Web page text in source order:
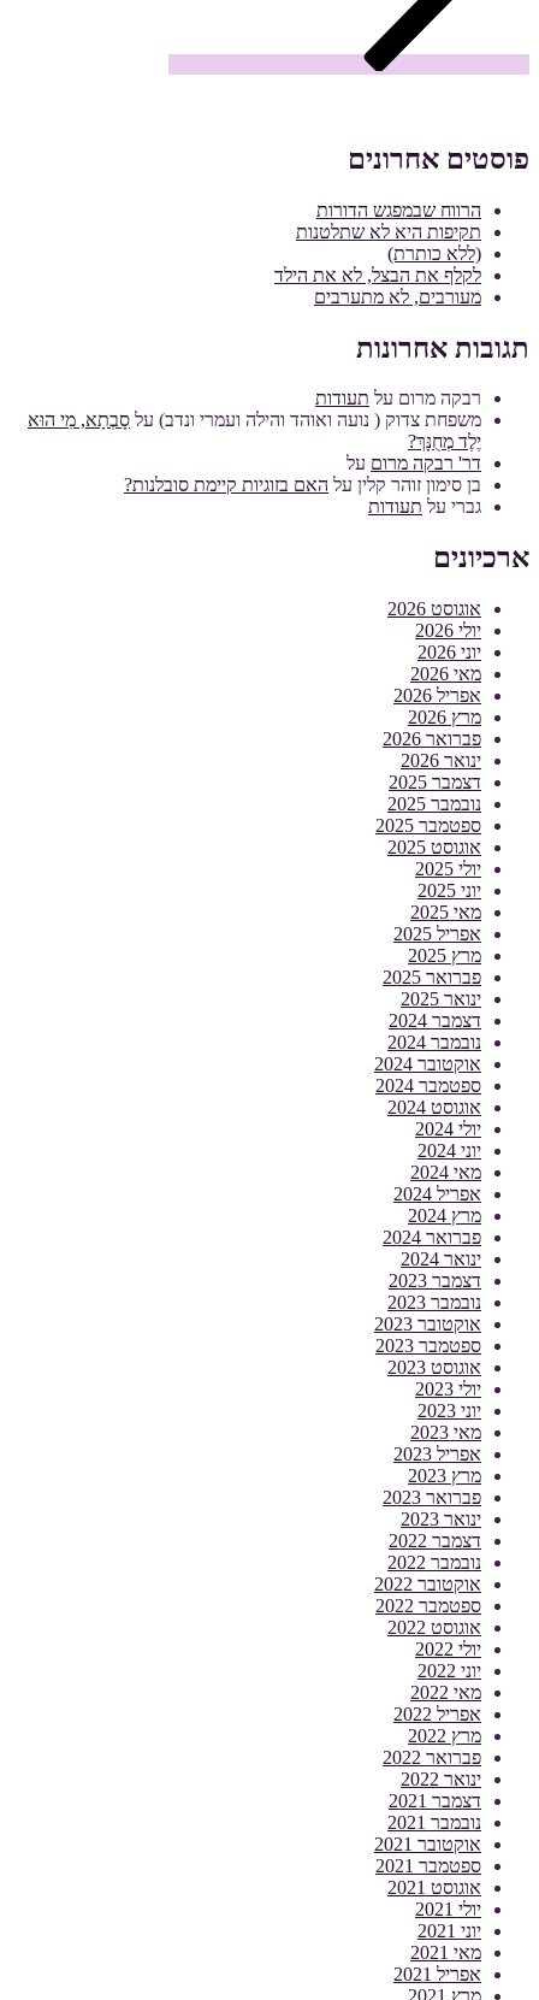
פוסטים אחרונים
הרווח שבמפגש הדורות
תקיפות היא לא שתלטנות
(ללא כותרת)
לקלף את הבצל, לא את הילד
מעורבים, לא מתערבים
תגובות אחרונות
רבקה מרום על תעודות
משפחת צדוק ( נועה ואוהד והילה ועמרי ונדב) על סָבְתָא, מִי הוּא
יֶלֶד מְחֻנָּךְ?
דר' רבקה מרום על
בן סימון זוהר קלין על האם בזוגיות קיימת סובלנות?
גברי על תעודות
ארכיונים
אוגוסט 2026
יולי 2026
יוני 2026
מאי 2026
אפריל 2026
מרץ 2026
פברואר 2026
ינואר 2026
דצמבר 2025
נובמבר 2025
ספטמבר 2025
אוגוסט 2025
יולי 2025
יוני 2025
מאי 2025
אפריל 2025
מרץ 2025
פברואר 2025
ינואר 2025
דצמבר 2024
נובמבר 2024
אוקטובר 2024
ספטמבר 2024
אוגוסט 2024
יולי 2024
יוני 2024
מאי 2024
אפריל 2024
מרץ 2024
פברואר 2024
ינואר 2024
דצמבר 2023
נובמבר 2023
אוקטובר 2023
ספטמבר 2023
אוגוסט 2023
יולי 2023
יוני 2023
מאי 2023
אפריל 2023
מרץ 2023
פברואר 2023
ינואר 2023
דצמבר 2022
נובמבר 2022
אוקטובר 2022
ספטמבר 2022
אוגוסט 2022
יולי 2022
יוני 2022
מאי 2022
אפריל 2022
מרץ 2022
פברואר 2022
ינואר 2022
דצמבר 2021
נובמבר 2021
אוקטובר 2021
ספטמבר 2021
אוגוסט 2021
יולי 2021
יוני 2021
מאי 2021
אפריל 2021